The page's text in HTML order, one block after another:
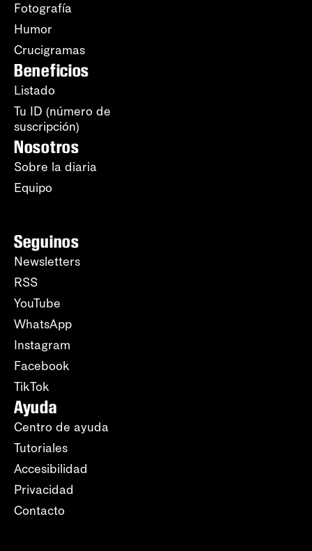
Fotografía
Humor
Crucigramas
Beneficios
Listado
Tu ID (número de
suscripción)
Nosotros
Sobre la diaria
Equipo
Seguinos
Newsletters
RSS
YouTube
WhatsApp
Instagram
Facebook
TikTok
Ayuda
Centro de ayuda
Tutoriales
Accesibilidad
Privacidad
Contacto